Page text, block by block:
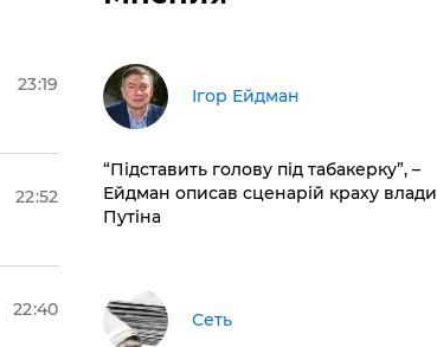
23:19
22:52
22:40
Ігор Ейдман
​“Підставить голову під табакерку”, –
Ейдман описав сценарій краху влади
Путіна
Сеть